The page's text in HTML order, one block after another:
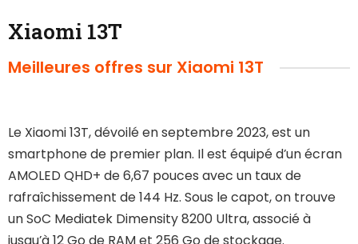
Xiaomi 13T
Meilleures offres sur Xiaomi 13T
Le Xiaomi 13T, dévoilé en septembre 2023, est un
smartphone de premier plan. Il est équipé d’un écran
AMOLED QHD+ de 6,67 pouces avec un taux de
rafraîchissement de 144 Hz. Sous le capot, on trouve
un SoC Mediatek Dimensity 8200 Ultra, associé à